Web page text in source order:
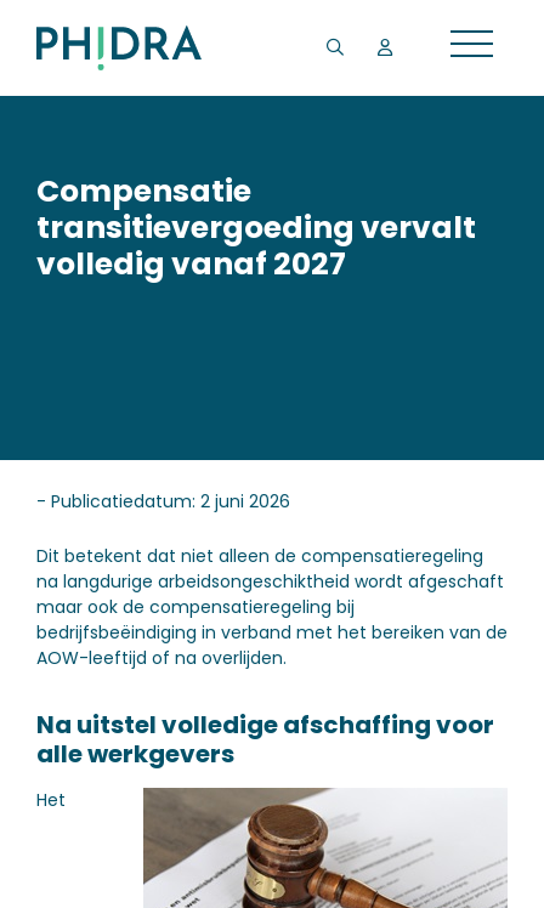
Compensatie
transitievergoeding vervalt
volledig vanaf 2027
- Publicatiedatum: 2 juni 2026
Dit betekent dat niet alleen de compensatieregeling
na langdurige arbeidsongeschiktheid wordt afgeschaft
maar ook de compensatieregeling bij
bedrijfsbeëindiging in verband met het bereiken van de
AOW-leeftijd of na overlijden.
Na uitstel volledige afschaffing voor
alle werkgevers
Het